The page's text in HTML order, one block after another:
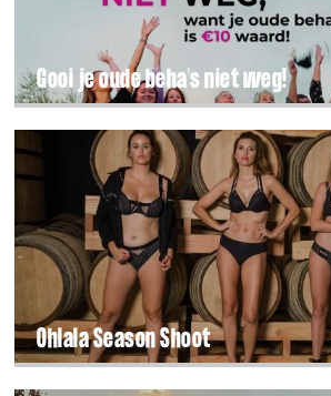
Gooi je oude beha's niet weg!
Ohlala Season Shoot